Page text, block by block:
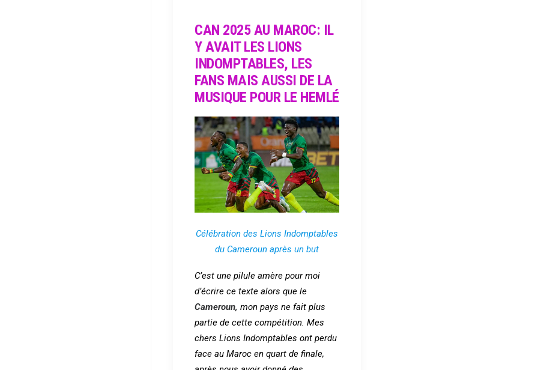
CAN 2025 AU MAROC: IL
Y AVAIT LES LIONS
INDOMPTABLES, LES
FANS MAIS AUSSI DE LA
MUSIQUE POUR LE HEMLÉ
Célébration des Lions Indomptables
du Cameroun après un but
C’est une pilule amère pour moi
d’écrire ce texte alors que le
Cameroun, mon pays ne fait plus
partie de cette compétition. Mes
chers Lions Indomptables ont perdu
face au Maroc en quart de finale,